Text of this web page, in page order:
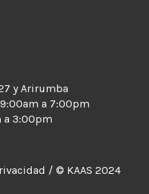
y Arirumba
a 7:00pm
a 3:00pm
/ © KAAS 2024